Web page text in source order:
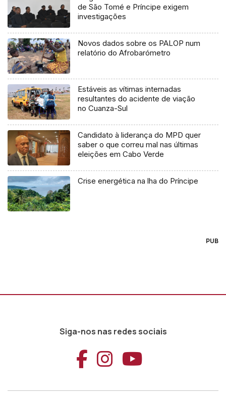
de São Tomé e Príncipe exigem
investigações
Novos dados sobre os PALOP num
relatório do Afrobarómetro
Estáveis as vítimas internadas
resultantes do acidente de viação
no Cuanza-Sul
Candidato à liderança do MPD quer
saber o que correu mal nas últimas
eleições em Cabo Verde
Crise energética na lha do Príncipe
PUB
Siga-nos nas redes sociais
Aceder ao
Aceder ao
Aceder